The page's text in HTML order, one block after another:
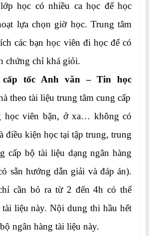
học có nhiều ca học để học
lựa chọn giờ học. Trung tâm
các bạn học viên đi học để có
chứng chỉ khá giỏi.
cấp tốc Anh văn – Tin học
theo tài liệu trung tâm cung cấp
học viên bận, ở xa… không có
điều kiện học tại tập trung, trung
cấp bộ tài liệu dạng ngân hàng
sẵn hướng dẫn giải và đáp án).
cần bỏ ra từ 2 đến 4h có thể
tài liệu này. Nội dung thi hầu hết
ngân hàng tài liệu này.